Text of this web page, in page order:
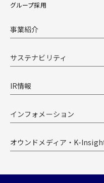
グループ採用
事業紹介
サステナビリティ
IR情報
インフォメーション
オウンドメディア・K-